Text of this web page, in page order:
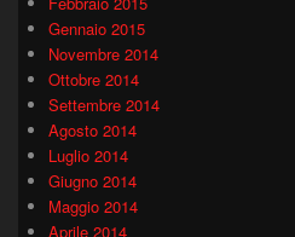
Gennaio 2015
Novembre 2014
Ottobre 2014
Settembre 2014
Agosto 2014
Luglio 2014
Giugno 2014
Maggio 2014
Aprile 2014